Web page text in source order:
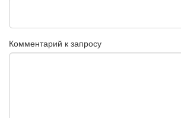
Комментарий к запросу